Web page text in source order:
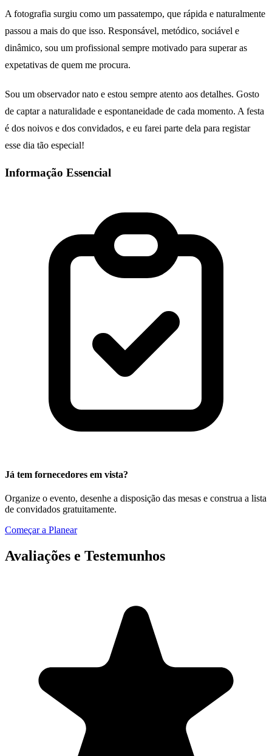
A fotografia surgiu como um passatempo, que rápida e naturalmente
passou a mais do que isso. Responsável, metódico, sociável e
dinâmico, sou um profissional sempre motivado para superar as
expetativas de quem me procura.
Sou um observador nato e estou sempre atento aos detalhes. Gosto
de captar a naturalidade e espontaneidade de cada momento. A festa
é dos noivos e dos convidados, e eu farei parte dela para registar
esse dia tão especial!
Informação Essencial
Já tem fornecedores em vista?
Organize o evento, desenhe a disposição das mesas e construa a lista
de convidados gratuitamente.
Começar a Planear
Avaliações e Testemunhos